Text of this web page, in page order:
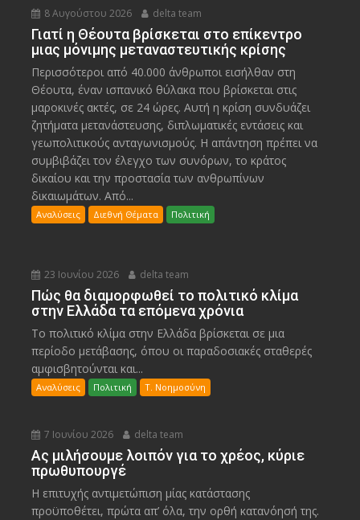
8 Αυγούστου 2026 delta team
Γιατί η Θέουτα βρίσκεται στο επίκεντρο
μιας μόνιμης μεταναστευτικής κρίσης
Περισσότεροι από 40.000 άνθρωποι εισήλθαν στη
Θέουτα, έναν ισπανικό θύλακα που βρίσκεται στις
μαροκινές ακτές, σε 24 ώρες. Αυτή η κρίση συνδυάζει
ζητήματα μετανάστευσης, διπλωματικές εντάσεις και
γεωπολιτικούς ανταγωνισμούς. Η απάντηση πρέπει να
συμβιβάζει τον έλεγχο των συνόρων, το κράτος
δικαίου και την προστασία των ανθρωπίνων
δικαιωμάτων. Από...
Αναλύσεις Διεθνή Θέματα Πολιτική
23 Ιουνίου 2026 delta team
Πώς θα διαμορφωθεί το πολιτικό κλίμα
στην Ελλάδα τα επόμενα χρόνια
Το πολιτικό κλίμα στην Ελλάδα βρίσκεται σε μια
περίοδο μετάβασης, όπου οι παραδοσιακές σταθερές
αμφισβητούνται και...
Αναλύσεις Πολιτική Τ. Νοημοσύνη
7 Ιουνίου 2026 delta team
Ας μιλήσουμε λοιπόν για το χρέος, κύριε
πρωθυπουργέ
Η επιτυχής αντιμετώπιση μίας κατάστασης
προϋποθέτει, πρώτα απ’ όλα, την ορθή κατανόησή της.